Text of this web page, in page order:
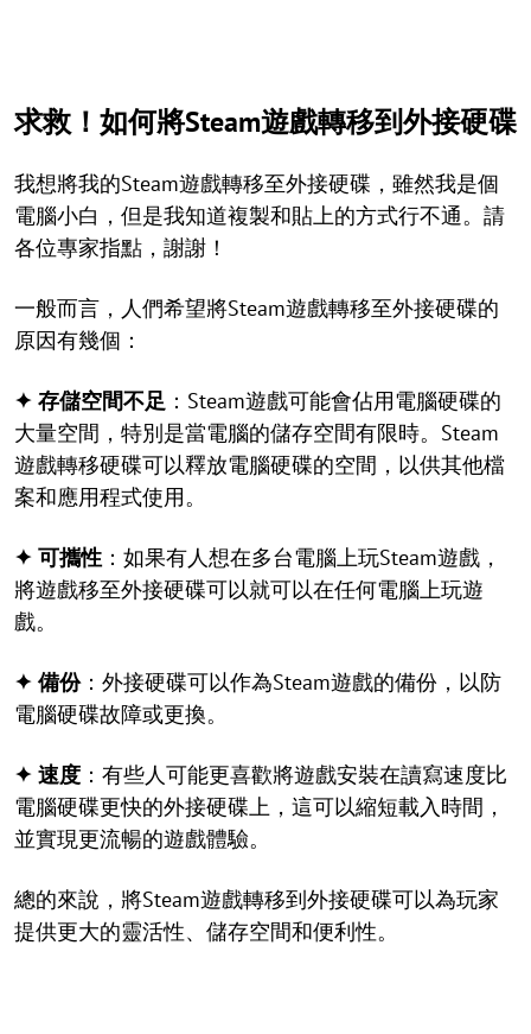
求救！如何將Steam遊戲轉移到外接硬碟
我想將我的Steam遊戲轉移至外接硬碟，雖然我是個
電腦小白，但是我知道複製和貼上的方式行不通。請
各位專家指點，謝謝！
一般而言，人們希望將Steam遊戲轉移至外接硬碟的
原因有幾個：
✦ 存儲空間不足 ：Steam遊戲可能會佔用電腦硬碟的
大量空間，特別是當電腦的儲存空間有限時。Steam
遊戲轉移硬碟可以釋放電腦硬碟的空間，以供其他檔
案和應用程式使用。
✦ 可攜性 ：如果有人想在多台電腦上玩Steam遊戲，
將遊戲移至外接硬碟可以就可以在任何電腦上玩遊
戲。
✦ 備份：外接硬碟可以作為Steam遊戲的備份，以防
電腦硬碟故障或更換。
✦ 速度 ：有些人可能更喜歡將遊戲安裝在讀寫速度比
電腦硬碟更快的外接硬碟上，這可以縮短載入時間，
並實現更流暢的遊戲體驗。
總的來說，將Steam遊戲轉移到外接硬碟可以為玩家
提供更大的靈活性、儲存空間和便利性。